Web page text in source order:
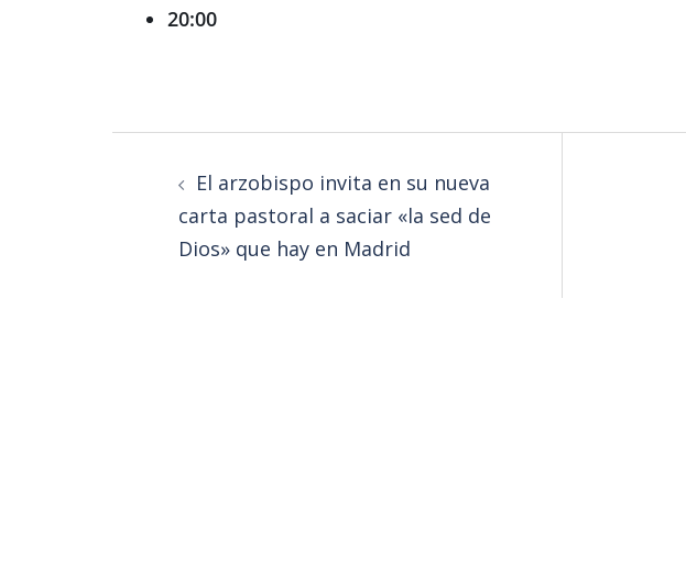
20:00
El arzobispo invita en su nueva
carta pastoral a saciar «la sed de
Dios» que hay en Madrid